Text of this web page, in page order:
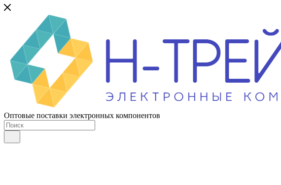
Оптовые поставки электронных компонентов